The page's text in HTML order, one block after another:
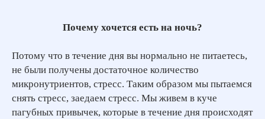
Почему хочется есть на ночь?
Потому что в течение дня вы нормально не питаетесь,
не были получены достаточное количество
микронутриентов, стресс. Таким образом мы пытаемся
снять стресс, заедаем стресс. Мы живем в куче
пагубных привычек, которые в течение дня происходят